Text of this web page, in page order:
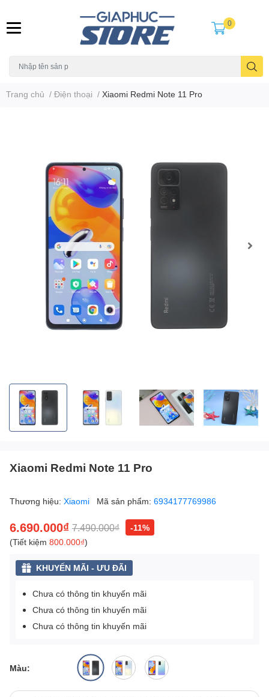
0
Trang chủ / Điện thoại / Xiaomi Redmi Note 11 Pro
Xiaomi Redmi Note 11 Pro
Thương hiệu: Xiaomi Mã sản phẩm: 6934177769986
6.690.000₫ 7.490.000₫
-11%
(Tiết kiệm 800.000₫)
KHUYẾN MÃI - ƯU ĐÃI
Chưa có thông tin khuyến mãi
Chưa có thông tin khuyến mãi
Chưa có thông tin khuyến mãi
Màu: